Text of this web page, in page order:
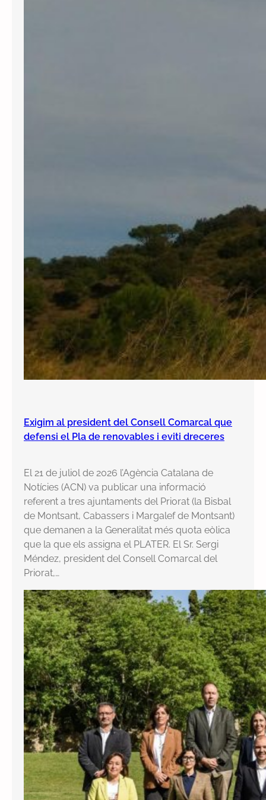
Exigim al president del Consell Comarcal que
defensi el Pla de renovables i eviti dreceres
El 21 de juliol de 2026 l’Agència Catalana de
Notícies (ACN) va publicar una informació
referent a tres ajuntaments del Priorat (la Bisbal
de Montsant, Cabassers i Margalef de Montsant)
que demanen a la Generalitat més quota eòlica
que la que els assigna el PLATER. El Sr. Sergi
Méndez, president del Consell Comarcal del
Priorat,…